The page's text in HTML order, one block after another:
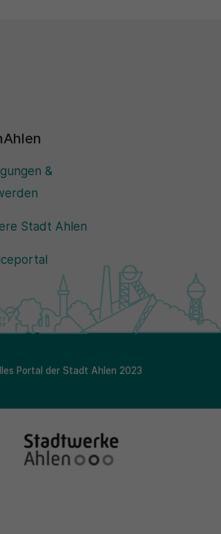
&
Stadt Ahlen
Portal der Stadt Ahlen 2023